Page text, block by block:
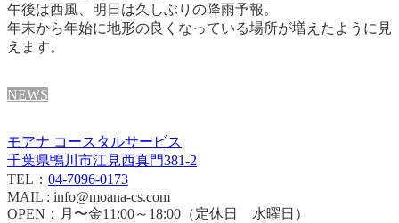
午後は西風、明日は久しぶりの降雨予報。
年末から年始に地形の良くなっている場所が増えたように見
えます。
NEWS
モアナ コースタルサービス
千葉県鴨川市江見西真門381-2
TEL： 04-7096-0173
MAIL : info@moana-cs.com
OPEN：月〜金11:00～18:00（定休日 水曜日）